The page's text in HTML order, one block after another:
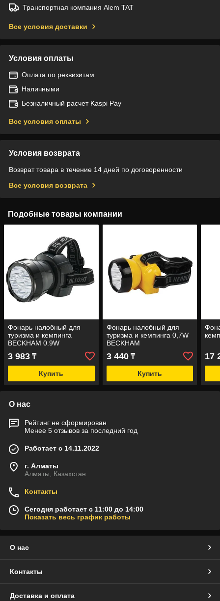
Транспортная компания Alem TAT
Все условия доставки
Условия оплаты
Оплата по реквизитам
Наличными
Безналичный расчет Kaspi Pay
Все условия оплаты
Условия возврата
Возврат товара в течение 14 дней по договоренности
Все условия возврата
Подобные товары компании
Фонарь налобный для
туризма и кемпинга
BECKHAM 0.9W
3 983 ₸
Купить
Фонарь налобный для
туризма и кемпинга 0,7W
BECKHAM
3 440₸
Купить
17
О нас
Рейтинг не сформирован
Менее 5 отзывов за последний год
Работает с 14.11.2022
г. Алматы
Алматы, Казахстан
Контакты
Сегодня работает с 11:00 до 14:00
Показать весь график работы
О нас
Контакты
Доставка и оплата